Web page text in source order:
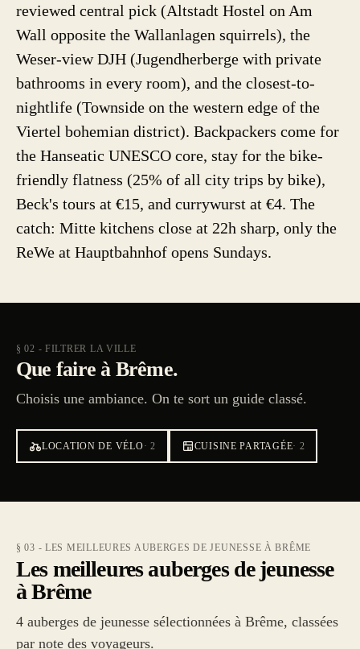
reviewed central pick (Altstadt Hostel on Am
Wall opposite the Wallanlagen squirrels), the
Weser-view DJH (Jugendherberge with private
bathrooms in every room), and the closest-to-
nightlife (Townside on the western edge of the
Viertel bohemian district). Backpackers come for
the Hanseatic UNESCO core, stay for the bike-
friendly flatness (25% of all city trips by bike),
Beck's tours at €15, and currywurst at €4. The
catch: Mitte kitchens close at 22h sharp, only the
ReWe at Hauptbahnhof opens Sundays.
§ 02 - FILTRER LA VILLE
Que faire à Brême.
Choisis une ambiance. On te sort un guide classé.
LOCATION DE VÉLO· 2 CUISINE PARTAGÉE· 2
§ 03 - LES MEILLEURES AUBERGES DE JEUNESSE À BRÊME
Les meilleures auberges de jeunesse
à Brême
4 auberges de jeunesse sélectionnées à Brême, classées
par note des voyageurs.